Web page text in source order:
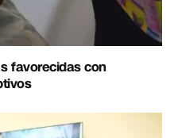
favorecidas con